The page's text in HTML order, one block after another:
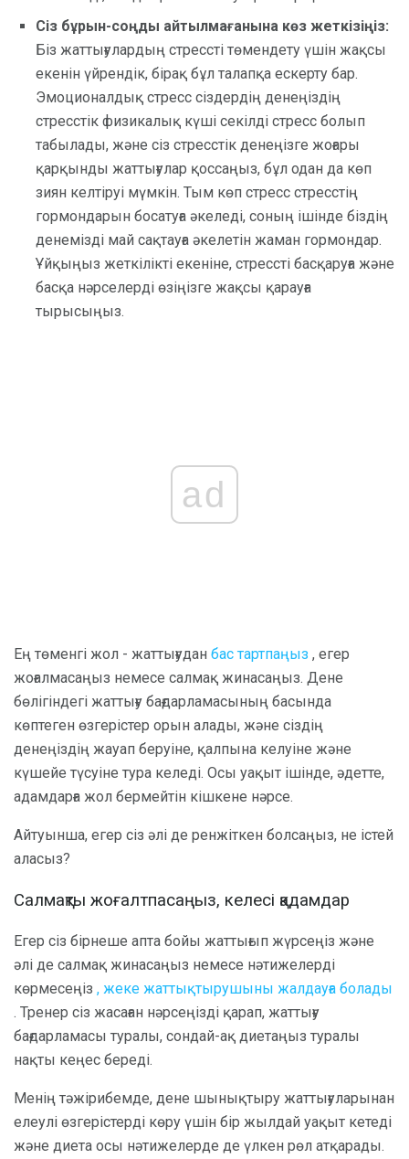
Сіз бұрын-соңды айтылмағанына көз жеткізіңіз:
Біз жаттығулардың стрессті төмендету үшін жақсы
екенін үйрендік, бірақ бұл талапқа ескерту бар.
Эмоционалдық стресс сіздердің денеңіздің
стресстік физикалық күші секілді стресс болып
табылады, және сіз стресстік денеңізге жоғары
қарқынды жаттығулар қоссаңыз, бұл одан да көп
зиян келтіруі мүмкін. Тым көп стресс стресстің
гормондарын босатуға әкеледі, соның ішінде біздің
денемізді май сақтауға әкелетін жаман гормондар.
Ұйқыңыз жеткілікті екеніне, стрессті басқаруға және
басқа нәрселерді өзіңізге жақсы қарауға
тырысыңыз.
ad
Ең төменгі жол - жаттығудан бас тартпаңыз , егер
жоғалмасаңыз немесе салмақ жинасаңыз. Дене
бөлігіндегі жаттығу бағдарламасының басында
көптеген өзгерістер орын алады, және сіздің
денеңіздің жауап беруіне, қалпына келуіне және
күшейе түсуіне тура келеді. Осы уақыт ішінде, әдетте,
адамдарға жол бермейтін кішкене нәрсе.
Айтуынша, егер сіз әлі де ренжіткен болсаңыз, не істей
аласыз?
Салмақты жоғалтпасаңыз, келесі қадамдар
Егер сіз бірнеше апта бойы жаттығып жүрсеңіз және
әлі де салмақ жинасаңыз немесе нәтижелерді
көрмесеңіз , жеке жаттықтырушыны жалдауға болады
. Тренер сіз жасаған нәрсеңізді қарап, жаттығу
бағдарламасы туралы, сондай-ақ диетаңыз туралы
нақты кеңес береді.
Менің тәжірибемде, дене шынықтыру жаттығуларынан
елеулі өзгерістерді көру үшін бір жылдай уақыт кетеді
және диета осы нәтижелерде де үлкен рөл атқарады.